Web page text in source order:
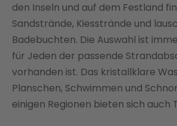
den Inseln und auf dem Festland
Sandstrände, Kiesstrände und
Badebuchten. Die Auswahl ist
für Jeden der passende
vorhanden ist. Das kristallklare
Planschen, Schwimmen und
einigen Regionen bieten sich auch